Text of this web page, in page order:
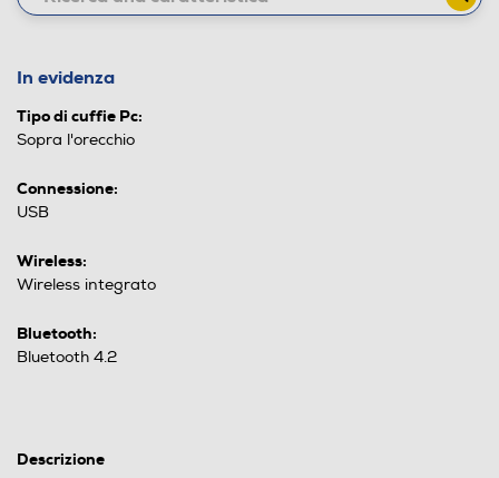
In evidenza
Tipo di cuffie Pc:
Sopra l'orecchio
Connessione:
USB
Wireless:
Wireless integrato
Bluetooth:
Bluetooth 4.2
Descrizione